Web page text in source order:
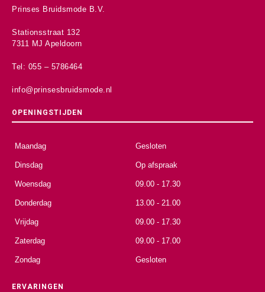
Prinses Bruidsmode B.V.
Stationsstraat 132
7311 MJ Apeldoorn
Tel: 055 – 5786464
info@prinsesbruidsmode.nl
OPENINGSTIJDEN
Maandag Gesloten
Dinsdag Op afspraak
Woensdag 09.00 - 17.30
Donderdag 13.00 - 21.00
Vrijdag 09.00 - 17.30
Zaterdag 09.00 - 17.00
Zondag Gesloten
ERVARINGEN